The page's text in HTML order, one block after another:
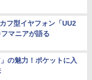
フ型イヤフォン「UU2
マニアが語る
の魅力！ポケットに入